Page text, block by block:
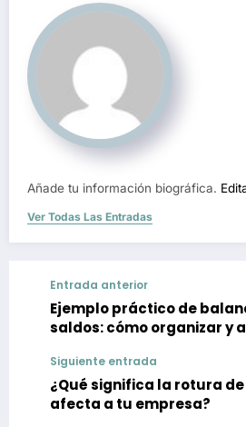
Añade tu información biográfica.
Ver Todas Las Entradas
Entrada anterior
Ejemplo práctico de
saldos: cómo organizar y
Siguiente entrada
¿Qué significa la rotura
afecta a tu empresa?